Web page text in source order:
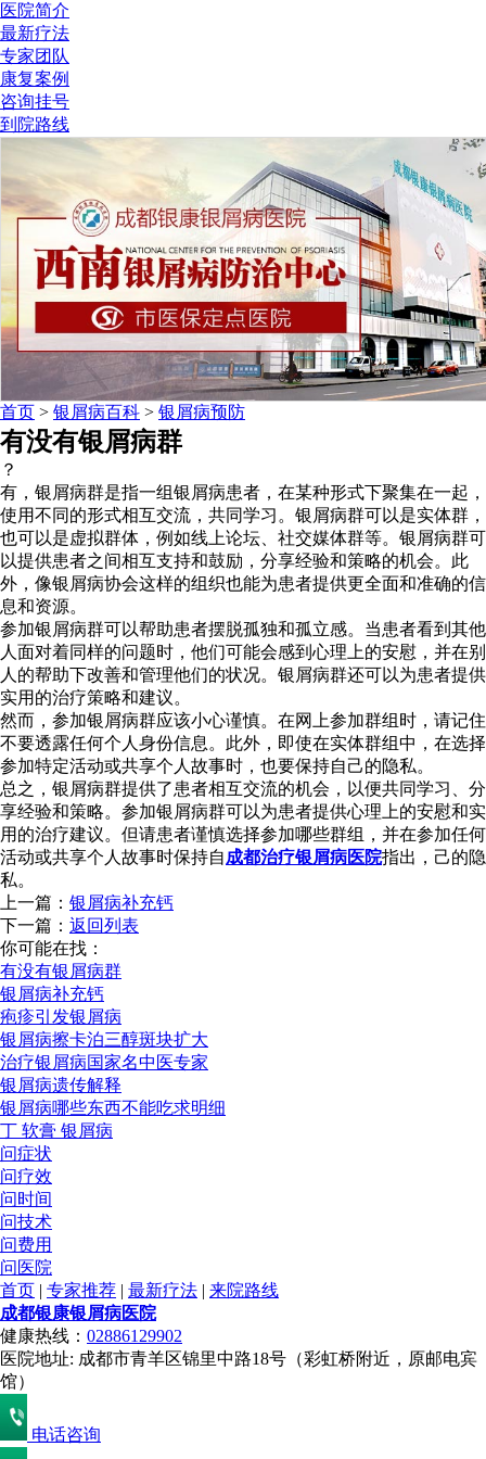
医院简介
最新疗法
专家团队
康复案例
咨询挂号
到院路线
首页 > 银屑病百科 > 银屑病预防
有没有银屑病群
？
有，银屑病群是指一组银屑病患者，在某种形式下聚集在一起，
使用不同的形式相互交流，共同学习。银屑病群可以是实体群，
也可以是虚拟群体，例如线上论坛、社交媒体群等。银屑病群可
以提供患者之间相互支持和鼓励，分享经验和策略的机会。此
外，像银屑病协会这样的组织也能为患者提供更全面和准确的信
息和资源。
参加银屑病群可以帮助患者摆脱孤独和孤立感。当患者看到其他
人面对着同样的问题时，他们可能会感到心理上的安慰，并在别
人的帮助下改善和管理他们的状况。银屑病群还可以为患者提供
实用的治疗策略和建议。
然而，参加银屑病群应该小心谨慎。在网上参加群组时，请记住
不要透露任何个人身份信息。此外，即使在实体群组中，在选择
参加特定活动或共享个人故事时，也要保持自己的隐私。
总之，银屑病群提供了患者相互交流的机会，以便共同学习、分
享经验和策略。参加银屑病群可以为患者提供心理上的安慰和实
用的治疗建议。但请患者谨慎选择参加哪些群组，并在参加任何
活动或共享个人故事时保持自成都治疗银屑病医院指出，己的隐
私。
上一篇： 银屑病补充钙
下一篇： 返回列表
你可能在找：
有没有银屑病群
银屑病补充钙
疱疹引发银屑病
银屑病擦卡泊三醇斑块扩大
治疗银屑病国家名中医专家
银屑病遗传解释
银屑病哪些东西不能吃求明细
丁 软膏 银屑病
问症状
问疗效
问时间
问技术
问费用
问医院
首页 | 专家推荐 | 最新疗法 | 来院路线
成都银康银屑病医院
健康热线： 02886129902
医院地址: 成都市青羊区锦里中路18号（彩虹桥附近，原邮电宾
馆）
电话咨询